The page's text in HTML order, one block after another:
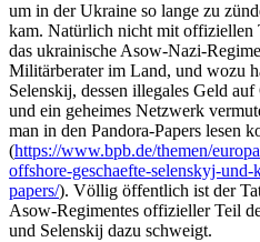
um in der Ukraine so lange zu
kam. Natürlich nicht mit offiziellen
das ukrainische Asow-Nazi-
Militärberater im Land, und wozu
Selenskij, dessen illegales Geld
und ein geheimes Netzwerk
man in den Pandora-Papers lesen
(https://www.bpb.de/themen/
offshore-geschaefte-selenskyj-
papers/). Völlig öffentlich ist der
Asow-Regimentes offizieller Teil
und Selenskij dazu schweigt.